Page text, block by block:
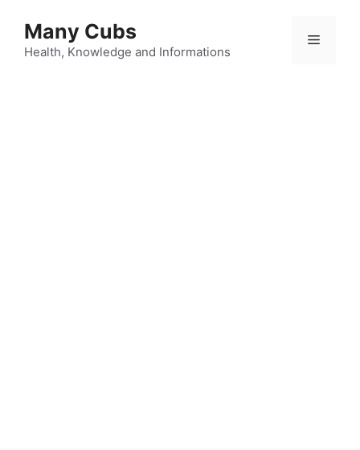
Many Cubs
Health, Knowledge and Informations